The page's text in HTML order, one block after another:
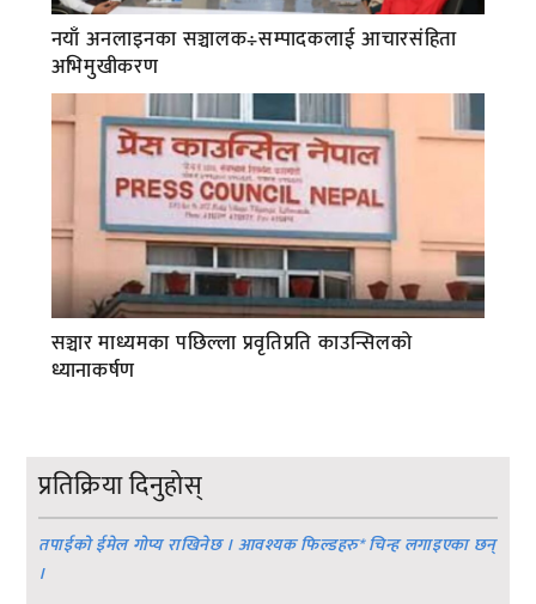
नयाँ अनलाइनका सञ्चालक÷सम्पादकलाई आचारसंहिता
अभिमुखीकरण
सञ्चार माध्यमका पछिल्ला प्रवृतिप्रति काउन्सिलको
ध्यानाकर्षण
प्रतिक्रिया दिनुहोस्
तपाईको ईमेल गोप्य राखिनेछ । आवश्यक फिल्डहरु*चिन्ह लगाइएका छन्
।